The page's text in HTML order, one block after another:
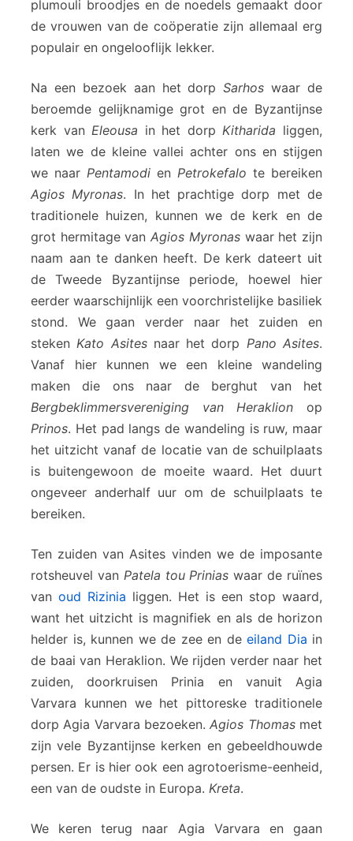
plumouli broodjes en de noedels gemaakt door
de vrouwen van de coöperatie zijn allemaal erg
populair en ongelooflijk lekker.
Na een bezoek aan het dorpSarhos waar de
beroemde gelijknamige grot en de Byzantijnse
kerk vanEleousa in het dorpKitharida liggen,
laten we de kleine vallei achter ons en stijgen
we naar Pentamodi en Petrokefalo te bereiken
Agios Myronas. In het prachtige dorp met de
traditionele huizen, kunnen we de kerk en de
grot hermitage vanAgios Myronaswaar het zijn
naam aan te danken heeft. De kerk dateert uit
de Tweede Byzantijnse periode, hoewel hier
eerder waarschijnlijk een voorchristelijke basiliek
stond. We gaan verder naar het zuiden en
stekenKato Asitesnaar het dorp Pano Asites.
Vanaf hier kunnen we een kleine wandeling
maken die ons naar de berghut van het
Bergbeklimmersvereniging van Heraklion op
Prinos. Het pad langs de wandeling is ruw, maar
het uitzicht vanaf de locatie van de schuilplaats
is buitengewoon de moeite waard. Het duurt
ongeveer anderhalf uur om de schuilplaats te
bereiken.
Ten zuiden van Asites vinden we de imposante
rotsheuvel van Patela tou Prinias waar de ruïnes
van oud Rizinia liggen. Het is een stop waard,
want het uitzicht is magnifiek en als de horizon
helder is, kunnen we de zee en de eiland Dia in
de baai van Heraklion. We rijden verder naar het
zuiden, doorkruisen Prinia en vanuit Agia
Varvara kunnen we het pittoreske traditionele
dorp Agia Varvara bezoeken.Agios Thomasmet
zijn vele Byzantijnse kerken en gebeeldhouwde
persen. Er is hier ook een agrotoerisme-eenheid,
een van de oudste in Europa. Kreta.
We keren terug naar Agia Varvara en gaan